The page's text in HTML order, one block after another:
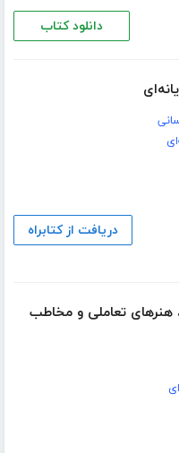
دانلود کتاب
دریافت از کتابراه
هنرهای تعاملی و مخاطب